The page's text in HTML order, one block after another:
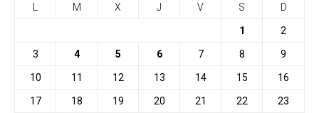
M X J V S D
1 2
3 4 5 6 7 8 9
10 11 12 13 14 15 16
17 18 19 20 21 22 23